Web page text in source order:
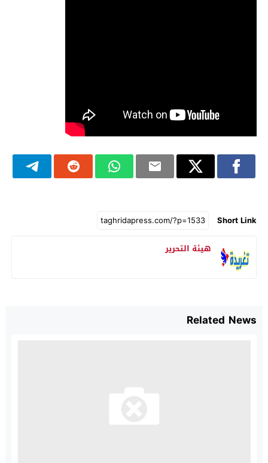
Short Link
هيئة التحرير
Related News